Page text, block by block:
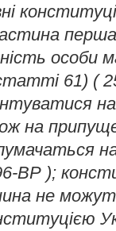
особи
61) (
на
);
не